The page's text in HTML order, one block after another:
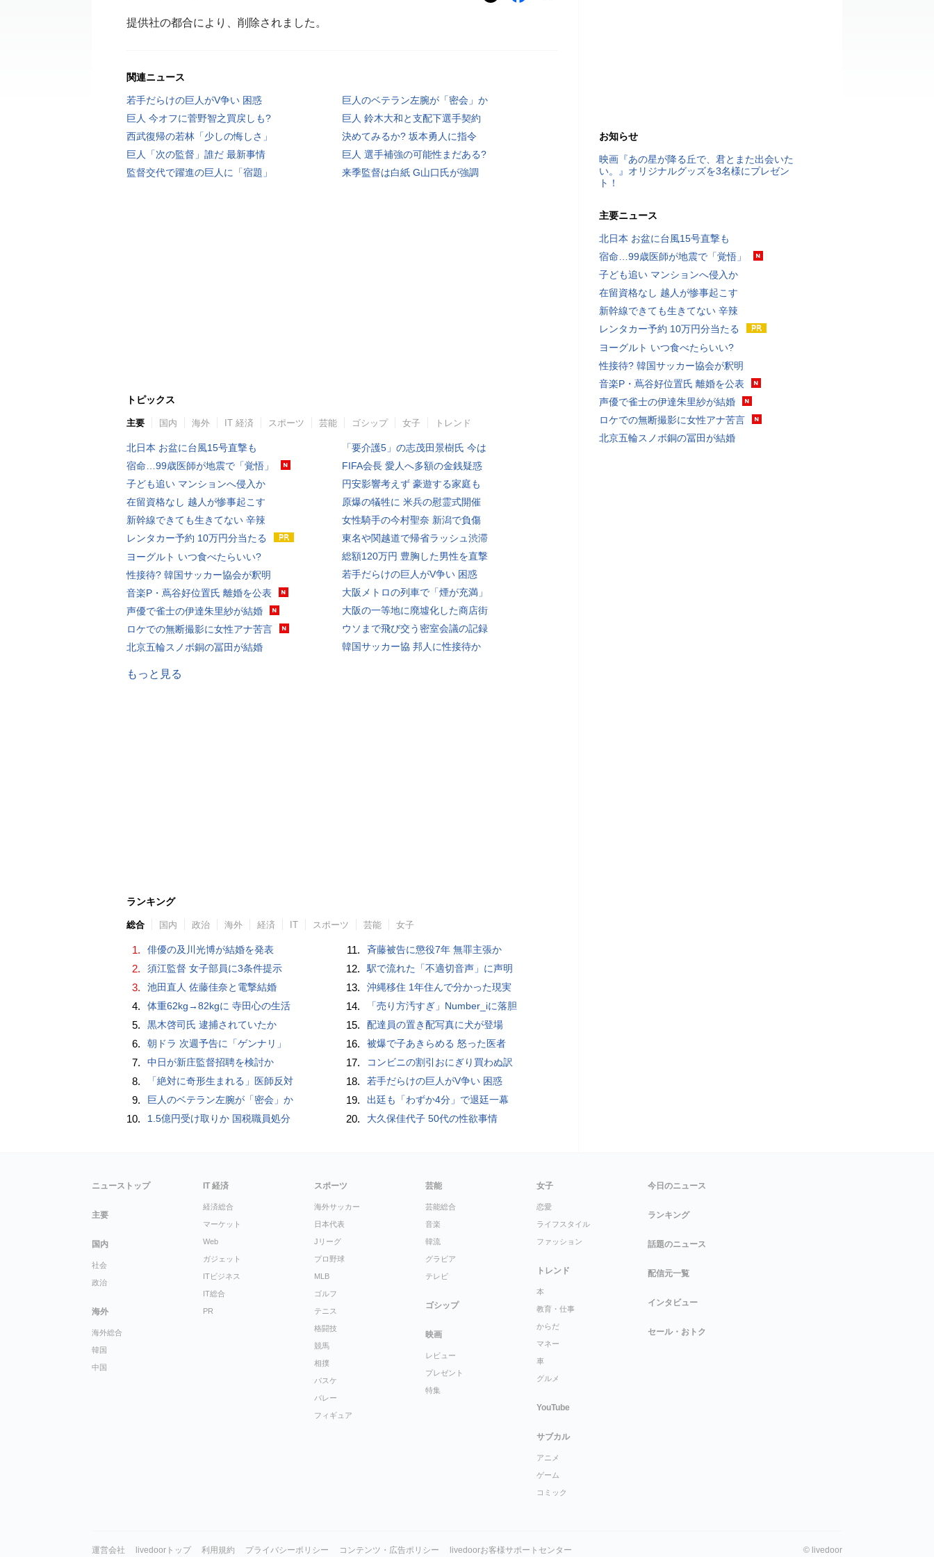
提供社の都合により、削除されました。
関連ニュース
若手だらけの巨人がV争い 困惑
巨人のベテラン左腕が「密会」か
巨人 今オフに菅野智之買戻しも?
巨人 鈴木大和と支配下選手契約
西武復帰の若林「少しの悔しさ」
決めてみるか? 坂本勇人に指令
巨人「次の監督」誰だ 最新事情
巨人 選手補強の可能性まだある?
監督交代で躍進の巨人に「宿題」
来季監督は白紙 G山口氏が強調
トピックス
主要 国内 海外 IT 経済 スポーツ 芸能 ゴシップ 女子 トレンド
北日本 お盆に台風15号直撃も
宿命…99歳医師が地震で「覚悟」
子ども追い マンションへ侵入か
在留資格なし 越人が惨事起こす
新幹線できても生きてない 辛辣
レンタカー予約 10万円分当たる
ヨーグルト いつ食べたらいい?
性接待? 韓国サッカー協会が釈明
音楽P・蔦谷好位置氏 離婚を公表
声優で雀士の伊達朱里紗が結婚
ロケでの無断撮影に女性アナ苦言
北京五輪スノボ銅の冨田が結婚
「要介護5」の志茂田景樹氏 今は
FIFA会長 愛人へ多額の金銭疑惑
円安影響考えず 豪遊する家庭も
原爆の犠牲に 米兵の慰霊式開催
女性騎手の今村聖奈 新潟で負傷
東名や関越道で帰省ラッシュ渋滞
総額120万円 豊胸した男性を直撃
若手だらけの巨人がV争い 困惑
大阪メトロの列車で「煙が充満」
大阪の一等地に廃墟化した商店街
ウソまで飛び交う密室会議の記録
韓国サッカー協 邦人に性接待か
もっと見る
ランキング
総合 国内 政治 海外 経済 IT スポーツ 芸能 女子
1. 俳優の及川光博が結婚を発表
2. 須江監督 女子部員に3条件提示
3. 池田直人 佐藤佳奈と電撃結婚
4. 体重62kg→82kgに 寺田心の生活
5. 黒木啓司氏 逮捕されていたか
6. 朝ドラ 次週予告に「ゲンナリ」
7. 中日が新庄監督招聘を検討か
8. 「絶対に奇形生まれる」医師反対
9. 巨人のベテラン左腕が「密会」か
10. 1.5億円受け取りか 国税職員処分
11. 斉藤被告に懲役7年 無罪主張か
12. 駅で流れた「不適切音声」に声明
13. 沖縄移住 1年住んで分かった現実
14. 「売り方汚すぎ」Number_iに落胆
15. 配達員の置き配写真に犬が登場
16. 被爆で子あきらめる 怒った医者
17. コンビニの割引おにぎり買わぬ訳
18. 若手だらけの巨人がV争い 困惑
19. 出廷も「わずか4分」で退廷一幕
20. 大久保佳代子 50代の性欲事情
お知らせ
映画『あの星が降る丘で、君とまた出会いた
い。』オリジナルグッズを3名様にプレゼン
ト！
主要ニュース
北日本 お盆に台風15号直撃も
宿命…99歳医師が地震で「覚悟」
子ども追い マンションへ侵入か
在留資格なし 越人が惨事起こす
新幹線できても生きてない 辛辣
レンタカー予約 10万円分当たる
ヨーグルト いつ食べたらいい?
性接待? 韓国サッカー協会が釈明
音楽P・蔦谷好位置氏 離婚を公表
声優で雀士の伊達朱里紗が結婚
ロケでの無断撮影に女性アナ苦言
北京五輪スノボ銅の冨田が結婚
ニューストップ
主要
国内
社会
政治
海外
海外総合
韓国
中国
IT 経済
経済総合
マーケット
Web
ガジェット
ITビジネス
IT総合
PR
スポーツ
海外サッカー
日本代表
Jリーグ
プロ野球
MLB
ゴルフ
テニス
格闘技
競馬
相撲
バスケ
バレー
フィギュア
芸能
芸能総合
音楽
韓流
グラビア
テレビ
ゴシップ
映画
レビュー
プレゼント
特集
女子
恋愛
ライフスタイル
ファッション
トレンド
本
教育・仕事
からだ
マネー
車
グルメ
YouTube
サブカル
アニメ
ゲーム
コミック
今日のニュース
ランキング
話題のニュース
配信元一覧
インタビュー
セール・おトク
運営会社 livedoorトップ 利用規約 プライバシーポリシー コンテンツ・広告ポリシー livedoorお客様サポートセンター © livedoor